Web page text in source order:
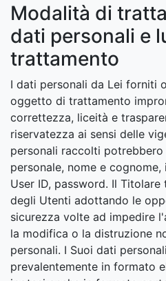
Modalità di
dati personali e
trattamento
I dati personali da Lei forniti
oggetto di trattamento
correttezza, liceità e
riservatezza ai sensi delle
personali raccolti potrebbero
personale, nome e
User ID, password. Il
degli Utenti adottando le
sicurezza volte ad impedire
la modifica o la distruzione
personali. I Suoi dati
prevalentemente in formato